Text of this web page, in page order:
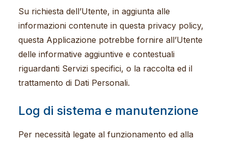
Su richiesta dell’Utente, in aggiunta alle
informazioni contenute in questa privacy policy,
questa Applicazione potrebbe fornire all’Utente
delle informative aggiuntive e contestuali
riguardanti Servizi specifici, o la raccolta ed il
trattamento di Dati Personali.
Log di sistema e manutenzione
Per necessità legate al funzionamento ed alla